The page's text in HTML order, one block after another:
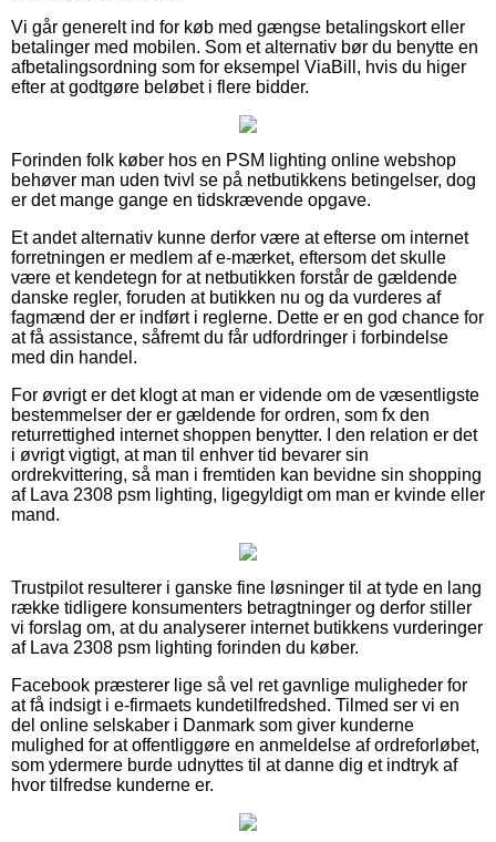
Vi går generelt ind for køb med gængse betalingskort eller
betalinger med mobilen. Som et alternativ bør du benytte en
afbetalingsordning som for eksempel ViaBill, hvis du higer
efter at godtgøre beløbet i flere bidder.
Forinden folk køber hos en PSM lighting online webshop
behøver man uden tvivl se på netbutikkens betingelser, dog
er det mange gange en tidskrævende opgave.
Et andet alternativ kunne derfor være at efterse om internet
forretningen er medlem af e-mærket, eftersom det skulle
være et kendetegn for at netbutikken forstår de gældende
danske regler, foruden at butikken nu og da vurderes af
fagmænd der er indført i reglerne. Dette er en god chance for
at få assistance, såfremt du får udfordringer i forbindelse
med din handel.
For øvrigt er det klogt at man er vidende om de væsentligste
bestemmelser der er gældende for ordren, som fx den
returrettighed internet shoppen benytter. I den relation er det
i øvrigt vigtigt, at man til enhver tid bevarer sin
ordrekvittering, så man i fremtiden kan bevidne sin shopping
af Lava 2308 psm lighting, ligegyldigt om man er kvinde eller
mand.
Trustpilot resulterer i ganske fine løsninger til at tyde en lang
række tidligere konsumenters betragtninger og derfor stiller
vi forslag om, at du analyserer internet butikkens vurderinger
af Lava 2308 psm lighting forinden du køber.
Facebook præsterer lige så vel ret gavnlige muligheder for
at få indsigt i e-firmaets kundetilfredshed. Tilmed ser vi en
del online selskaber i Danmark som giver kunderne
mulighed for at offentliggøre en anmeldelse af ordreforløbet,
som ydermere burde udnyttes til at danne dig et indtryk af
hvor tilfredse kunderne er.